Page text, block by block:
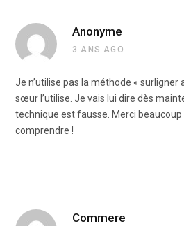
Anonyme
3 ANS AGO
Je n’utilise pas la méthode « surligner
sœur l’utilise. Je vais lui dire dès
technique est fausse. Merci beaucoup
comprendre !
Commere